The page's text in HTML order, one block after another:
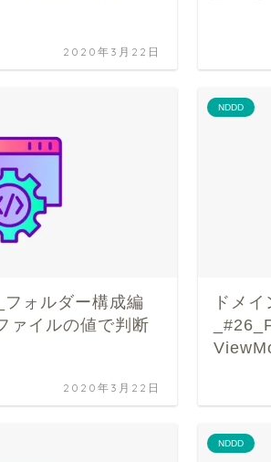
2020年3月22日
フォルダー構成編
ァイルの値で判断
2020年3月22日
NDDD
ドメ
NDDD